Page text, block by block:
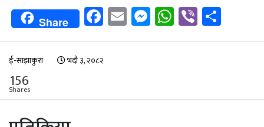
Share Facebook
EmailMessenger
WhatsApp
Viber
ई-साझाकुरा भदौ ३, २०८२
156
Shares